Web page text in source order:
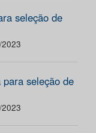
seleção de
seleção de